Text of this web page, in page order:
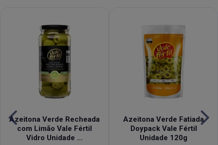
Azeitona Verde Recheada
com Limão Vale Fértil
Vidro Unidade ...
Azeitona Verde Fatiada
Doypack Vale Fértil
Unidade 120g